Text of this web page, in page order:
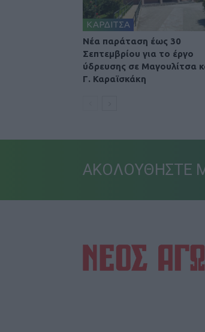
ΚΑΡΔΙΤΣΑ
Νέα παράταση έως 30
Σεπτεμβρίου για το έργο
ύδρευσης σε Μαγουλίτσα
Γ. Καραϊσκάκη
ΑΚΟΛΟΥΘΗΣΤΕ